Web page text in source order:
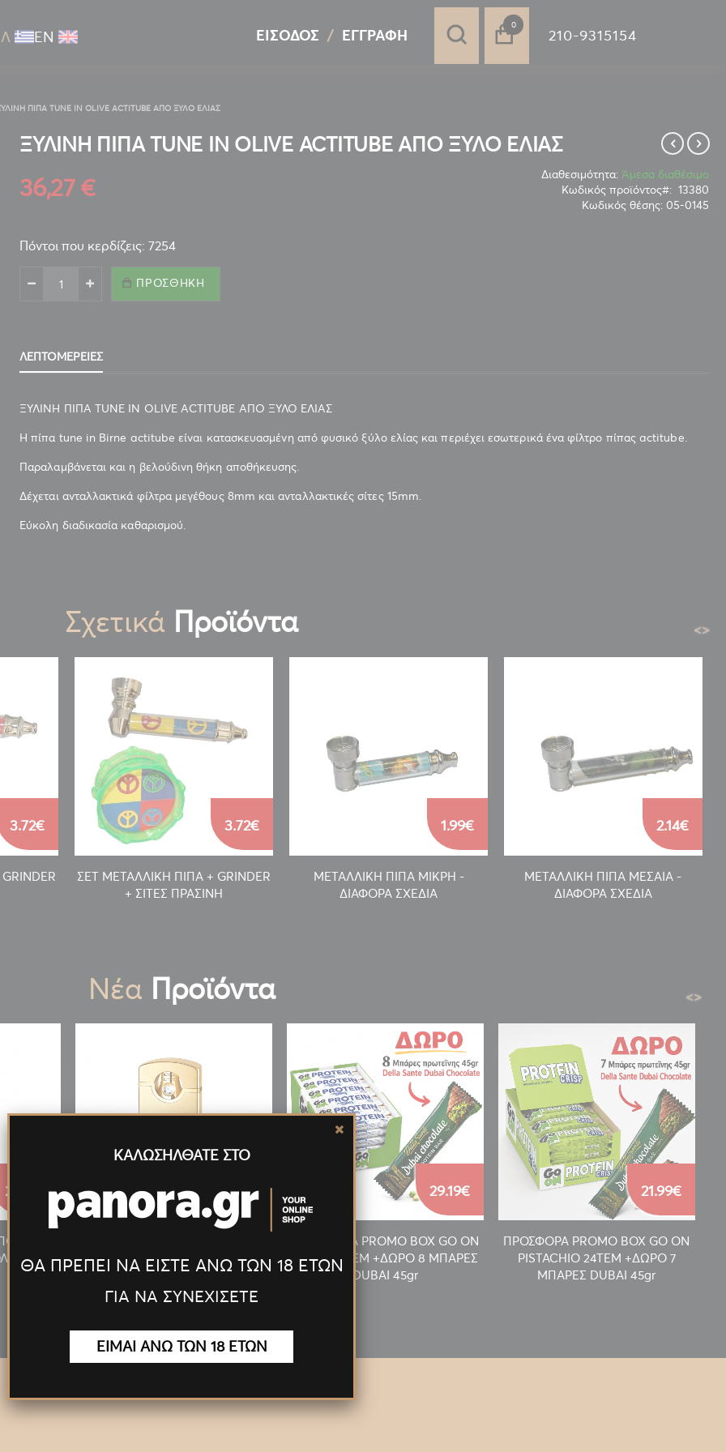
ΕΝ
0στοιχεία
ΕΊΣΟΔΟΣ ΕΓΓΡΑΦΉ 210-9315154
ΠΙΠΑ TUNE IN OLIVE ACTITUBE ΑΠΟ ΞΥΛΟ ΕΛΙΑΣ
ΞΥΛΙΝΗ ΠΙΠΑ TUNE IN OLIVE ACTITUBE ΑΠΟ ΞΥΛΟ ΕΛΙΑΣ
ΞΥΛΙΝΗ ΠΙΠΑ TUNE IN OLIVE ACTITUBE ΑΠΟ ΞΥΛΟ ΕΛΙΑΣ
36,27 € Διαθεσιμότητα: Άμεσα διαθέσιμο
Κωδικός προϊόντος
13380
Κωδικός θέσης: 05-0145
Πόντοι που κερδίζεις: 7254
ΠΡΟΣΘΉΚΗ
ΛΕΠΤΟΜΈΡΕΙΕΣ
ΞΥΛΙΝΗ ΠΙΠΑ TUNE IN OLIVE ACTITUBE ΑΠΟ ΞΥΛΟ ΕΛΙΑΣ
Η πίπα tune in Birne actitube είναι κατασκευασμένη από φυσικό ξύλο ελίας και περιέχει εσωτερικά ένα φίλτρο πίπας actitube.
Παραλαμβάνεται και η βελούδινη θήκη αποθήκευσης.
Δέχεται ανταλλακτικά φίλτρα μεγέθους 8mm και ανταλλακτικές σίτες 15mm.
Εύκολη διαδικασία καθαρισμού.
Σχετικά Προϊόντα
3.72€
ΣΕΤ ΜΕΤΑΛΛΙΚΗ ΠΙΠΑ + GRINDER
+ ΣΙΤΕΣ ΠΡΑΣΙΝΗ
3.72€
ΜΕΤΑΛΛΙΚΗ ΠΙΠΑ ΜΙΚΡΗ -
ΔΙΑΦΟΡΑ ΣΧΕΔΙΑ
1.99€
ΜΕΤΑΛΛΙΚΗ ΠΙΠΑ ΜΕΣΑΙΑ -
ΔΙΑΦΟΡΑ ΣΧΕΔΙΑ
2.14€
<>
Νέα Προϊόντα
27.55€
ΦΛΟΓΙΣΤΡΟ LED ΠΟΛΥΤΕΛ.
ΧΡΥΣΟΣ
27.55€
ΠΡΟΣΦΟΡΑ PROMO BOX GO ON
MILKY 24TEM +ΔΩΡΟ 8 ΜΠΑΡΕΣ
DUBAI 45gr
29.19€
ΠΡΟΣΦΟΡΑ PROMO BOX GO ON
PISTACHIO 24TEM +ΔΩΡΟ 7
ΜΠΑΡΕΣ DUBAI 45gr
21.99€
<>
ΚΑΛΩΣΗΛΘΑΤΕ ΣΤΟ
ΘΑ ΠΡΕΠΕΙ ΝΑ ΕΙΣΤΕ ΑΝΩ ΤΩΝ 18 ΕΤΩΝ
ΓΙΑ ΝΑ ΣΥΝΕΧΙΣΕΤΕ
ΕΙΜΑΙ ΑΝΩ ΤΩΝ 18 ΕΤΩΝ